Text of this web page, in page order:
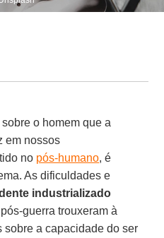
o homem que a
em nossos
no pós-humano, é
As dificuldades e
industrializado
guerra trouxeram à
sobre a capacidade do ser